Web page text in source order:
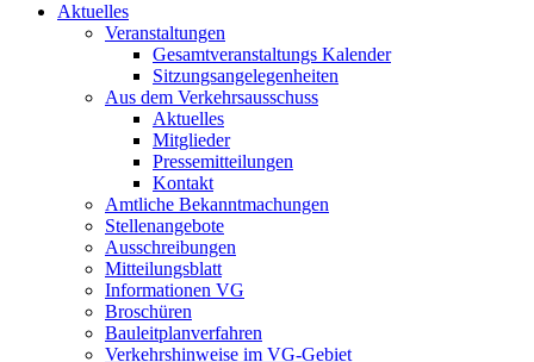
Aktuelles
Veranstaltungen
Gesamtveranstaltungs Kalender
Sitzungsangelegenheiten
Aus dem Verkehrsausschuss
Aktuelles
Mitglieder
Pressemitteilungen
Kontakt
Amtliche Bekanntmachungen
Stellenangebote
Ausschreibungen
Mitteilungsblatt
Informationen VG
Broschüren
Bauleitplanverfahren
Verkehrshinweise im VG-Gebiet